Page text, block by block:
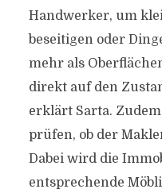
Handwerker, um
beseitigen oder
mehr als
direkt auf den
erklärt Sarta.
prüfen, ob der
Dabei wird die
entsprechende